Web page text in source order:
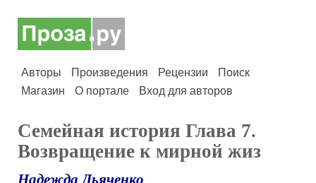
Авторы Произведения Рецензии
Поиск
Магазин
О портале Вход для авторов
Семейная история Глава 7.
Возвращение к мирной жиз
Надежда Дьяченко